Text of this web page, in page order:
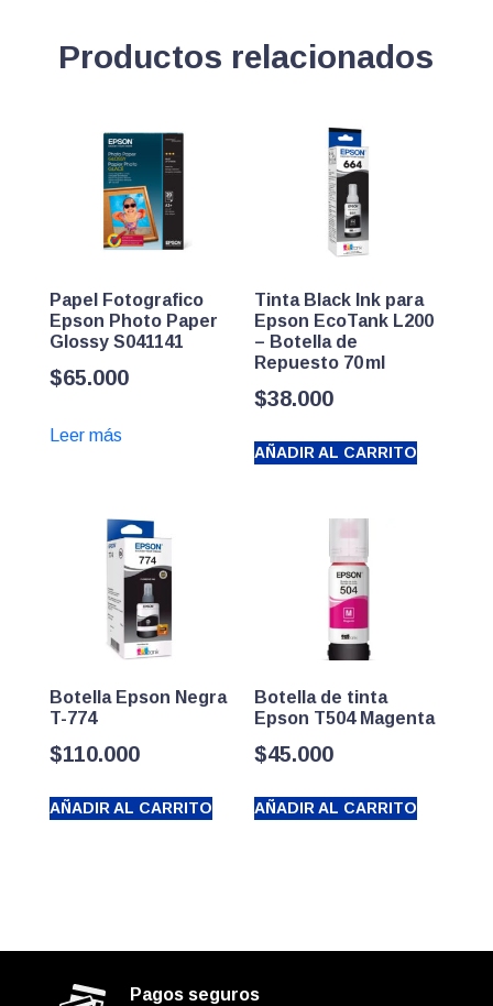
Productos relacionados
Papel Fotografico
Epson Photo Paper
Glossy S041141
$65.000
Leer más
Tinta Black Ink para
Epson EcoTank L200
– Botella de
Repuesto 70 ml
$38.000
AÑADIR AL CARRITO
Botella Epson Negra
T-774
$110.000
AÑADIR AL CARRITO
Botella de tinta
Epson T504 Magenta
$45.000
AÑADIR AL CARRITO
Pagos seguros